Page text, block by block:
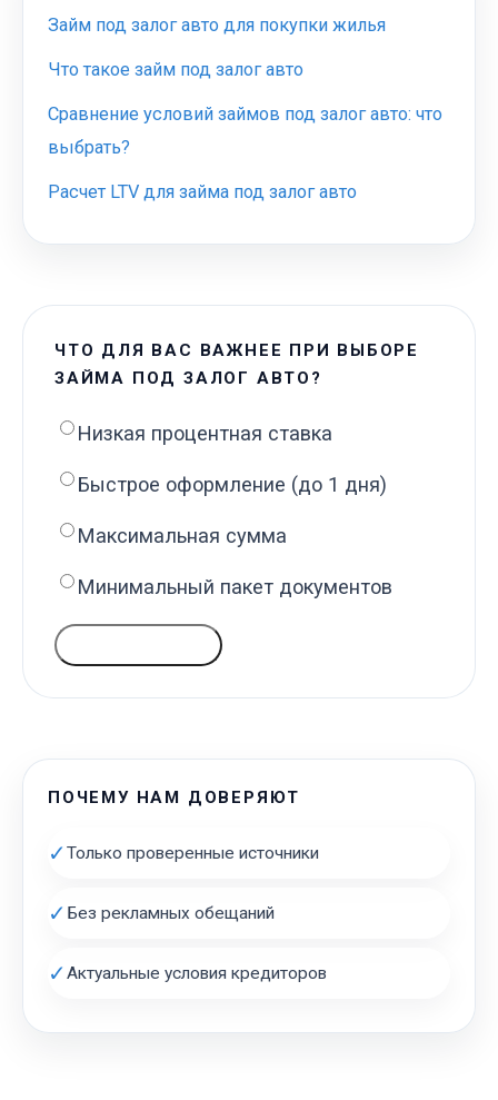
Займ под залог авто для покупки жилья
Что такое займ под залог авто
Сравнение условий займов под залог авто: что
выбрать?
Расчет LTV для займа под залог авто
ЧТО ДЛЯ ВАС ВАЖНЕЕ ПРИ ВЫБОРЕ
ЗАЙМА ПОД ЗАЛОГ АВТО?
Низкая процентная ставка
Быстрое оформление (до 1 дня)
Максимальная сумма
Минимальный пакет документов
ПОЧЕМУ НАМ ДОВЕРЯЮТ
✓Только проверенные источники
✓ Без рекламных обещаний
✓Актуальные условия кредиторов